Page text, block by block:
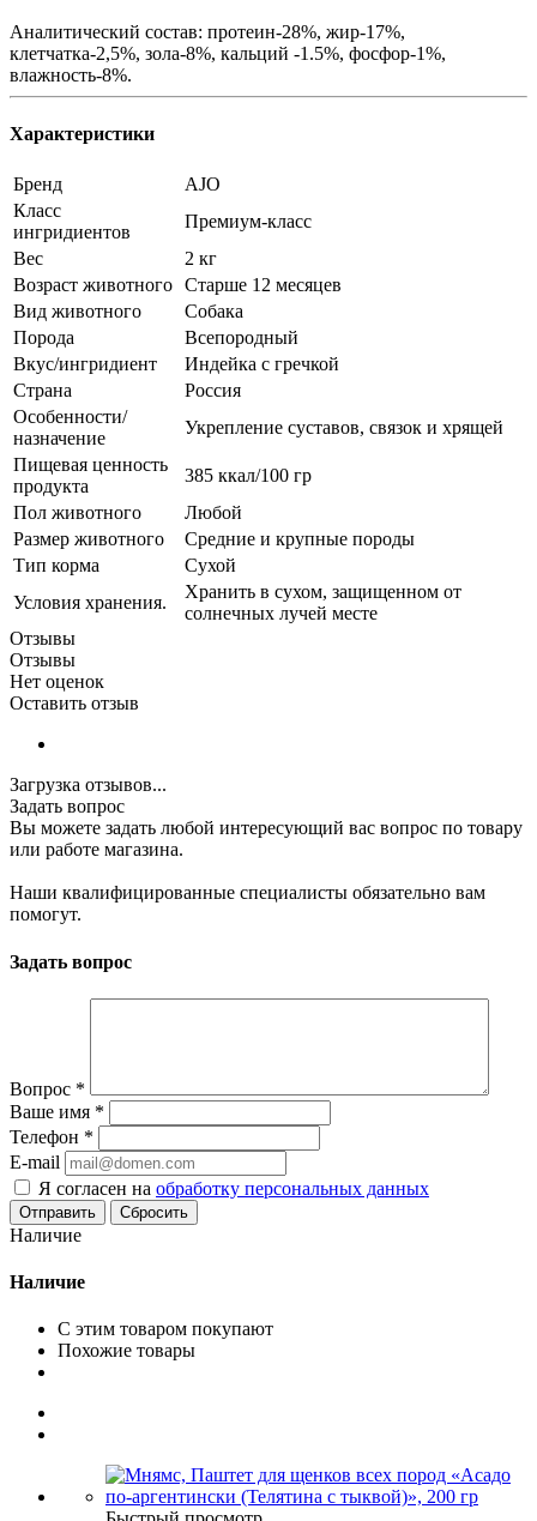
Аналитический состав: протеин-28%, жир-17%,
клетчатка-2,5%, зола-8%, кальций -1.5%, фосфор-1%,
влажность-8%.
Характеристики
Бренд
AJO
Класс
ингридиентов
Премиум-класс
Вес
2 кг
Возраст животного Старше 12 месяцев
Вид животного
Собака
Порода
Всепородный
Вкус/ингридиент
Индейка с гречкой
Страна
Россия
Особенности/
назначение
Укрепление суставов, связок и хрящей
Пищевая ценность
продукта
385 ккал/100 гр
Пол животного
Любой
Размер животного
Средние и крупные породы
Тип корма
Сухой
Условия хранения.
Хранить в сухом, защищенном от
солнечных лучей месте
Отзывы
Отзывы
Нет оценок
Оставить отзыв
Загрузка отзывов...
Задать вопрос
Вы можете задать любой интересующий вас вопрос по товару
или работе магазина.
Наши квалифицированные специалисты обязательно вам
помогут.
Задать вопрос
Вопрос *
Ваше имя *
Телефон *
E-mail
Я согласен на обработку персональных данных
Сбросить
Наличие
Наличие
С этим товаром покупают
Похожие товары